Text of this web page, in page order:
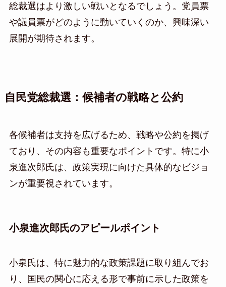
総裁選はより激しい戦いとなるでしょう。党員票
や議員票がどのように動いていくのか、興味深い
展開が期待されます。
自民党総裁選：候補者の戦略と公約
各候補者は支持を広げるため、戦略や公約を掲げ
ており、その内容も重要なポイントです。特に小
泉進次郎氏は、政策実現に向けた具体的なビジョ
ンが重要視されています。
小泉進次郎氏のアピールポイント
小泉氏は、特に魅力的な政策課題に取り組んでお
り、国民の関心に応える形で事前に示した政策を